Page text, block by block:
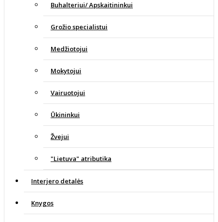
Buhalteriui/ Apskaitininkui
Grožio specialistui
Medžiotojui
Mokytojui
Vairuotojui
Ūkininkui
Žvejui
"Lietuva" atributika
Interjero detalės
Knygos